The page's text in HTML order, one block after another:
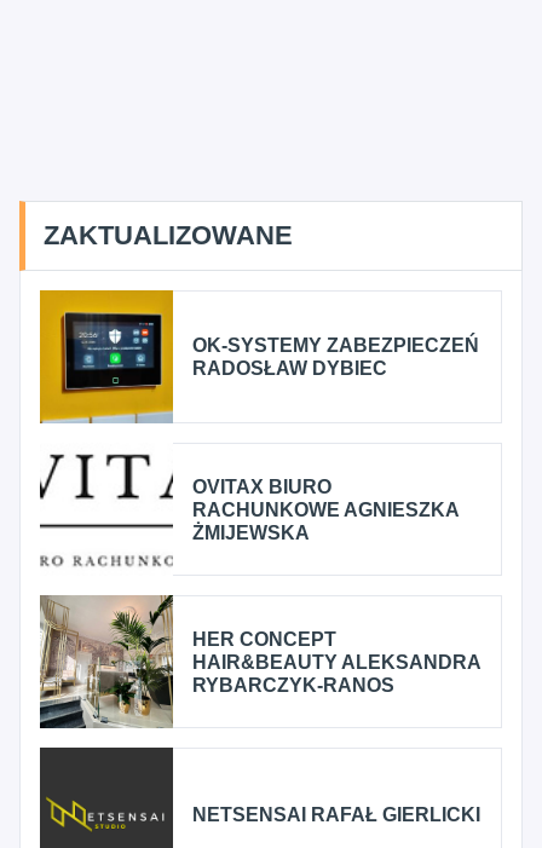
ZAKTUALIZOWANE
OK-SYSTEMY ZABEZPIECZEŃ
RADOSŁAW DYBIEC
OVITAX BIURO
RACHUNKOWE AGNIESZKA
ŻMIJEWSKA
HER CONCEPT
HAIR&BEAUTY ALEKSANDRA
RYBARCZYK-RANOS
NETSENSAI RAFAŁ GIERLICKI